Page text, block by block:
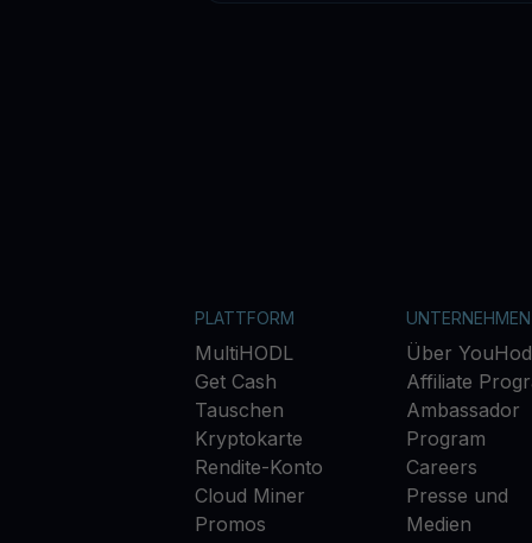
PLATTFORM
MultiHODL
Get Cash
Tauschen
Kryptokarte
Rendite-Konto
Cloud Miner
Promos
UNTERNEHMEN
Über
Affiliate
Ambassador
Program
Careers
Presse und
Medien